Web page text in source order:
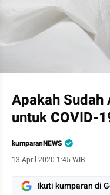
Apakah Sudah
untuk COVID-
kumparanNEWS
13 April 2020 1:45 WIB
Ikuti kumparan di